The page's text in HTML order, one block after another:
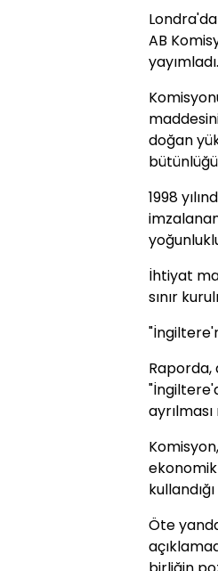
AB
yayımladı.
doğan
1998
İhtiyat
sınır
Raporda,
Öte